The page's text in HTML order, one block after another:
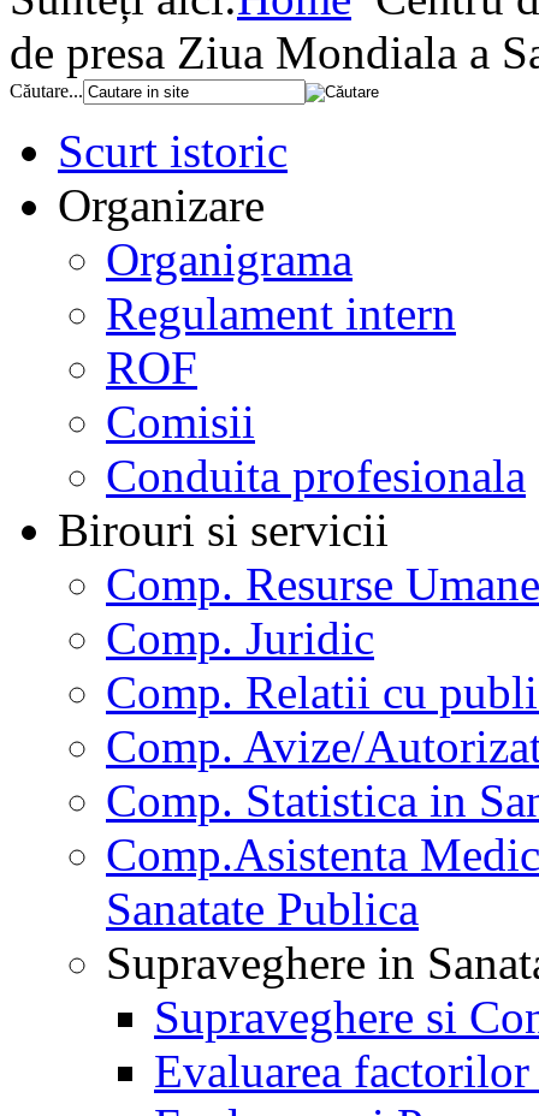
de presa Ziua Mondiala a
Căutare...
Scurt istoric
Organizare
Organigrama
Regulament intern
ROF
Comisii
Conduita profesionala
Birouri si servicii
Comp. Resurse Umane
Comp. Juridic
Comp. Relatii cu
Comp. Avize/
Comp. Statistica in
Comp.Asistenta
Sanatate Publica
Supraveghere in
Supraveghere si
Evaluarea